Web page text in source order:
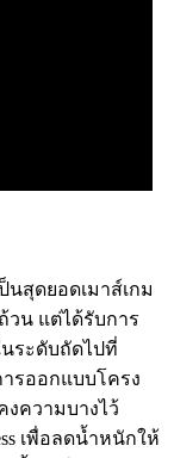
นสุดยอดเมาส์เกม
วน แต่ได้รับการ
ระดับถัดไปที่
รออกแบบโครง
ความบางไว้
เพื่อลดน้ำหนักให้